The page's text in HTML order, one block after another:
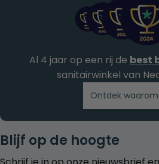
Blijf op de hoogte
Al 4 jaar op een rij de best
sanitairwinkel van
Ontdek waarom